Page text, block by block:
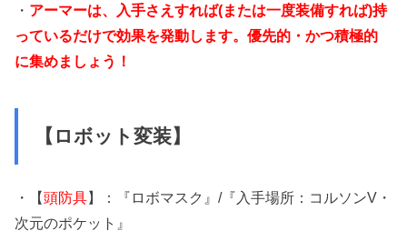
・ アーマーは、入手さえすれば(または一度装備すれば)持
っているだけで効果を発動します。優先的・かつ積極的
に集めましょう！
【ロボット変装】
・【頭防具】：『ロボマスク』/『入手場所：コルソンV・
次元のポケット』